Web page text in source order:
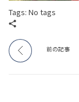
Tags: No tags
前の記事